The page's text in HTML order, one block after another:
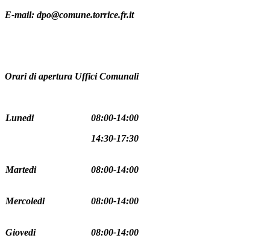
E-mail: dpo@comune.torrice.fr.it
Orari di apertura Uffici Comunali
Lunedi
08:00-14:00
14:30-17:30
Martedi 08:00-14:00
Mercoledi 08:00-14:00
Giovedi
08:00-14:00